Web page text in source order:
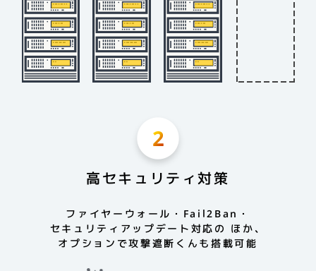
高セキュリティ対策
ファイヤーウォール・Fail2Ban・
セキュリティアップデート対応の ほか、
オプションで攻撃遮断くんも搭載可能